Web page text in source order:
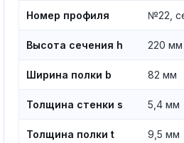
Номер профиля №22,
Высота сечения h 220 мм
Ширина полки b 82 мм
Толщина стенки s 5,4 мм
Толщина полки t 9,5 мм